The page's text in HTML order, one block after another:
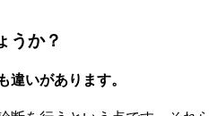
うか？
いがあります。